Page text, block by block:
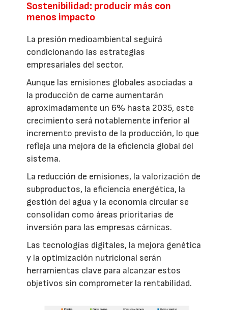
Sostenibilidad: producir más con
menos impacto
La presión medioambiental seguirá
condicionando las estrategias
empresariales del sector.
Aunque las emisiones globales asociadas a
la producción de carne aumentarán
aproximadamente un 6% hasta 2035, este
crecimiento será notablemente inferior al
incremento previsto de la producción, lo que
refleja una mejora de la eficiencia global del
sistema.
La reducción de emisiones, la valorización de
subproductos, la eficiencia energética, la
gestión del agua y la economía circular se
consolidan como áreas prioritarias de
inversión para las empresas cárnicas.
Las tecnologías digitales, la mejora genética
y la optimización nutricional serán
herramientas clave para alcanzar estos
objetivos sin comprometer la rentabilidad.